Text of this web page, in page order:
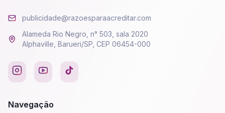
publicidade@razoesparaacreditar.com
Alameda Rio Negro, n° 503, sala 2020
Alphaville, Barueri/SP, CEP 06454-000
Navegação